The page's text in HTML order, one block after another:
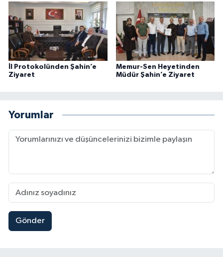
İl Protokolünden Şahin’e
Ziyaret
Memur-Sen Heyetinden
Müdür Şahin’e Ziyaret
Yorumlar
Gönder